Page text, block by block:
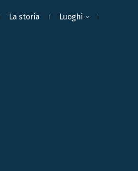
La storia Luoghi